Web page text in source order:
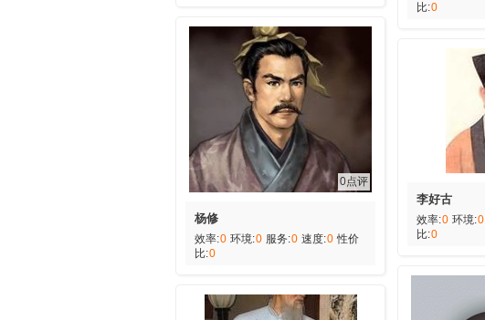
0点评
杨修
效率:0 环境:0 服务:0 速度:0 性价
比:0
比:0
李好古
效率:0 环境:0
比:0